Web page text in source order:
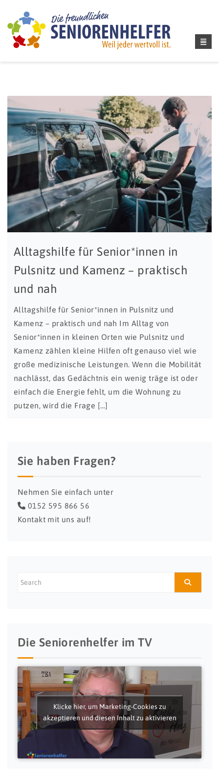
Alltagshilfe für Senior*innen in
Pulsnitz und Kamenz – praktisch
und nah
Alltagshilfe für Senior*innen in Pulsnitz und
Kamenz – praktisch und nah Im Alltag von
Senior*innen in kleinen Orten wie Pulsnitz und
Kamenz zählen kleine Hilfen oft genauso viel wie
große medizinische Leistungen. Wenn die Mobilität
nachlässt, das Gedächtnis ein wenig träge ist oder
einfach die Energie fehlt, um die Wohnung zu
putzen, wird die Frage […]
Sie haben Fragen?
Nehmen Sie einfach unter
0152 595 866 56
Kontakt mit uns auf!
Die Seniorenhelfer im TV
Klicke hier, um Marketing-Cookies zu
akzeptieren und diesen Inhalt zu aktivieren